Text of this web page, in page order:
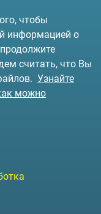
чтобы
информацией о
считать, что Вы
Узнайте
можно